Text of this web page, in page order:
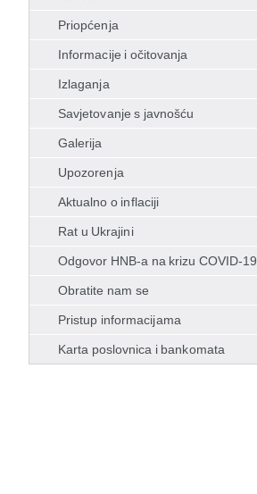
Priopćenja
Informacije i očitovanja
Izlaganja
Savjetovanje s javnošću
Galerija
Upozorenja
Aktualno o inflaciji
Rat u Ukrajini
Odgovor HNB-a na krizu COVID-19
Obratite nam se
Pristup informacijama
Karta poslovnica i bankomata